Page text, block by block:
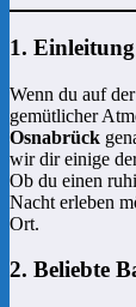
1. Einleitung
Wenn du auf
gemütlicher
Osnabrück
wir dir einige
Ob du einen
Nacht erleben
Ort.
2. Beliebte